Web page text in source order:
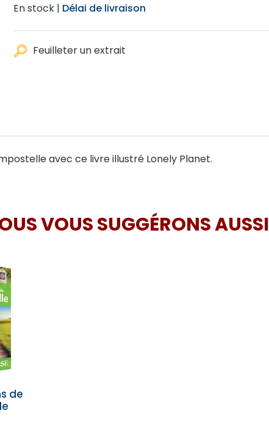
En stock | Délai de livraison
Feuilleter un extrait
avec ce livre illustré Lonely Planet.
VOUS SUGGÉRONS AUSSI
de